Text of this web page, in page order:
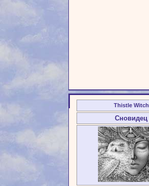
Thistle Witch
Сновидец